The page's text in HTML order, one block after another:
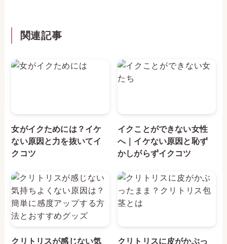
関連記事
女がイクためには？イケ
ない原因と力を抜いてイ
クコツ
イクことができない女性
へ｜イケない原因と恥ず
かしがらずイクコツ
クリトリスが感じない気 クリトリスに皮がかぶっ